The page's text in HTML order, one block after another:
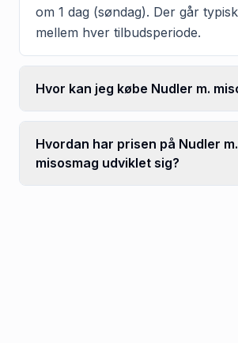
om 1 dag (søndag). Der går
mellem hver tilbudsperiode.
Hvor kan jeg købe Nudler m.
Hvordan har prisen på Nudler m.
misosmag udviklet sig?